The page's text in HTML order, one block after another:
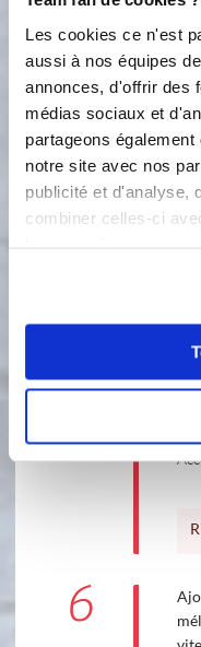
Les cookies ce n'est
aussi à nos équipes
annonces, d'offrir des
médias sociaux et
partageons
notre site avec nos
publicité et d'analyse,
combiner celles-ci
4
5
6